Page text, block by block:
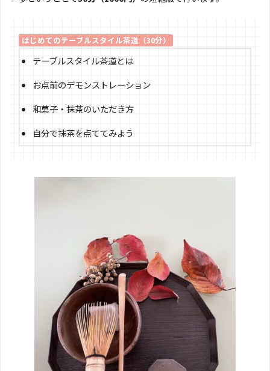
はじめてのテーブルスタイル茶道（30分）
テーブルスタイル茶道とは
お点前のデモンストレーション
和菓子・抹茶のいただき方
自分で抹茶を点ててみよう